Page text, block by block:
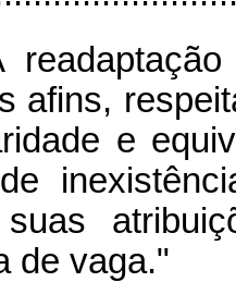
afins,
e
suas
de vaga."